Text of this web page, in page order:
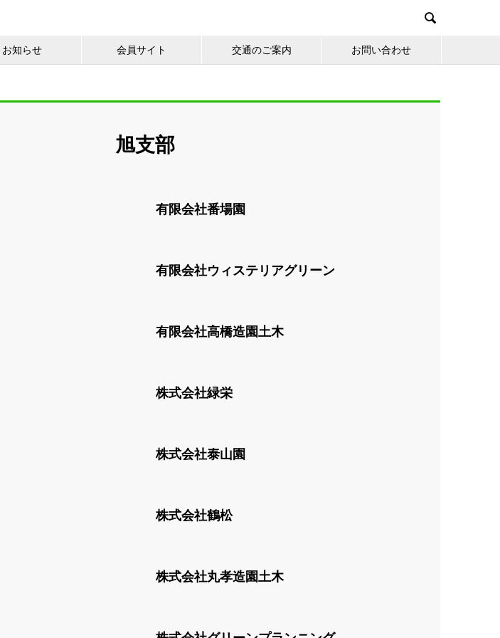

お知らせ 会員サイト 交通のご案内 お問い合わせ
旭支部
有限会社番場園
有限会社ウィステリアグリーン
有限会社高橋造園土木
株式会社緑栄
株式会社泰山園
株式会社鶴松
株式会社丸孝造園土木